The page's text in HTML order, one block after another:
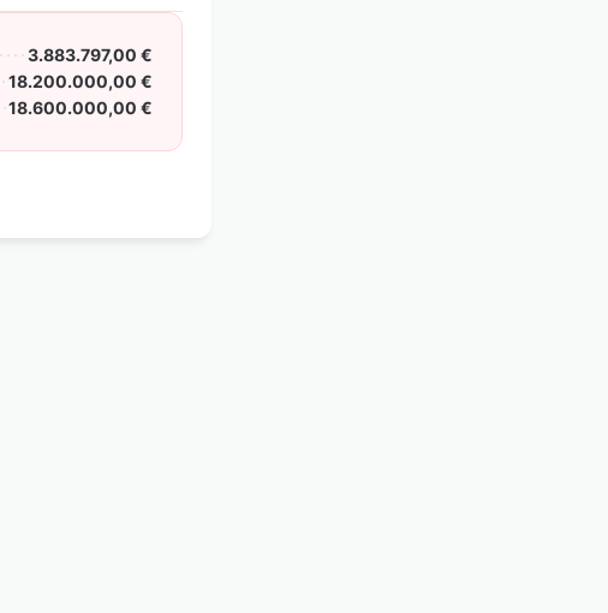
3.883.797,00 €
18.200.000,00 €
18.600.000,00 €